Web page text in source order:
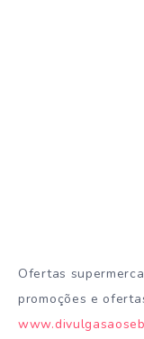
Ofertas
promoções e